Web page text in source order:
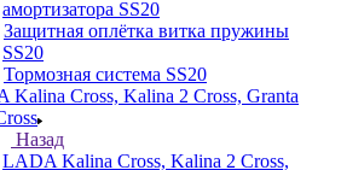
амортизатора SS20
Защитная оплётка витка пружины
SS20
Тормозная система SS20
Kalina Cross, Kalina 2 Cross, Granta
Назад
LADA Kalina Cross, Kalina 2 Cross,